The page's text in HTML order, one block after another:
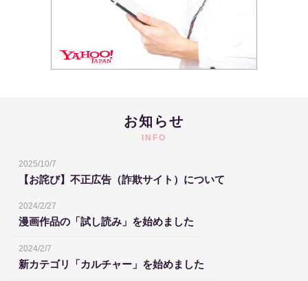
お知らせ
INFO
2025/10/7
【お詫び】不正広告（詐欺サイト）について
2024/2/27
漫画作品の「試し読み」を始めました
2024/2/7
新カテゴリ「カルチャー」を始めました